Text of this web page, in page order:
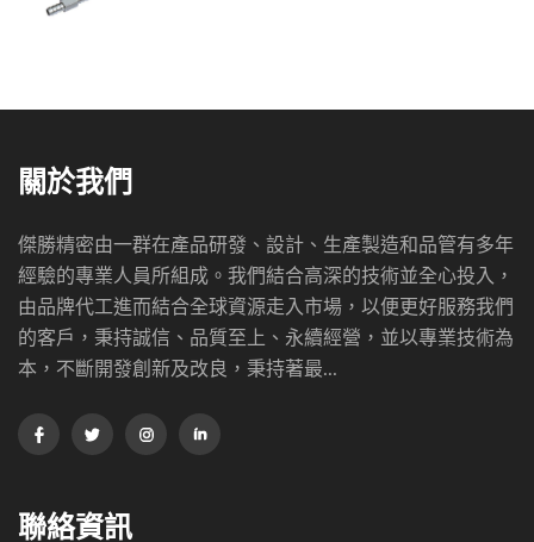
關於我們
傑勝精密由一群在產品研發、設計、生產製造和品管有多年
經驗的專業人員所組成。我們結合高深的技術並全心投入，
由品牌代工進而結合全球資源走入市場，以便更好服務我們
的客戶，秉持誠信、品質至上、永續經營，並以專業技術為
本，不斷開發創新及改良，秉持著最...
聯絡資訊